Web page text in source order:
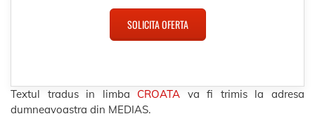
SOLICITA OFERTA
Textul tradus in limba CROATA va fi trimis la adresa
dumneavoastra din MEDIAS.